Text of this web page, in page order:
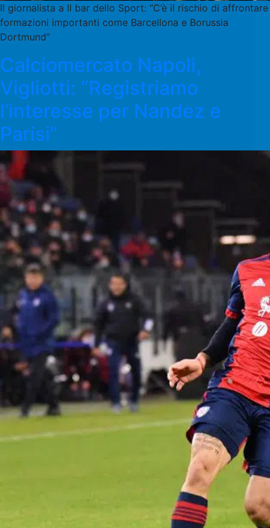
Il giornalista a Il bar dello Sport: “C’è il rischio di affrontare
formazioni importanti come Barcellona e Borussia
Dortmund”
Calciomercato Napoli,
Vigliotti: “Registriamo
l’interesse per Nandez e
Parisi”